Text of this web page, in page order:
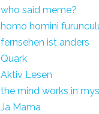
who said meme?
homo homini
fernsehen ist anders
Quark
Aktiv Lesen
the mind works in
Ja Mama